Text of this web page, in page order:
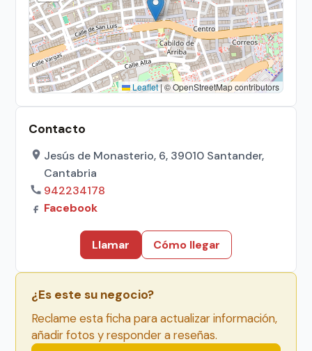
Leaflet|© OpenStreetMap contributors
Contacto
Jesús de Monasterio, 6, 39010 Santander,
Cantabria
942234178
Facebook
Llamar Cómo llegar
¿Es este su negocio?
Reclame esta ficha para actualizar información,
añadir fotos y responder a reseñas.